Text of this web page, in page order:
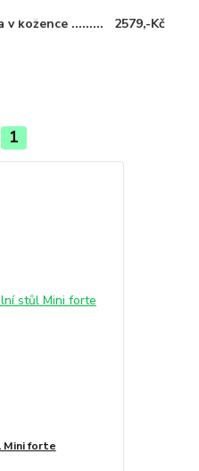
v kožence ......... 2579,-Kč
1
Mini forte